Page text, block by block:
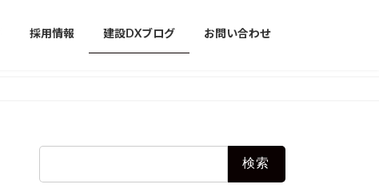
採用情報 建設DXブログ お問い合わせ